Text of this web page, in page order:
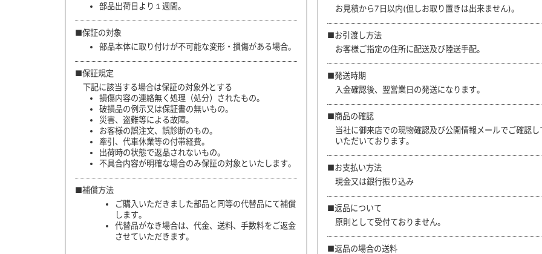
部品出荷日より１週間。
■保証の対象
部品本体に取り付けが不可能な変形・損傷がある場合。
■保証規定
下記に該当する場合は保証の対象外とする
損傷内容の連絡無く処理（処分）されたもの。
破損品の例示又は保証書の無いもの。
災害、盗難等による故障。
お客様の誤注文、誤診断のもの。
牽引、代車休業等の付帯経費。
出荷時の状態で返品されないもの。
不具合内容が明確な場合のみ保証の対象といたします。
■補償方法
ご購入いただきました部品と同等の代替品にて補償
します。
代替品がなき場合は、代金、送料、手数料をご返金
させていただきます。
お見積から7日以内(但しお取り置きは出来ません)。
■お引渡し方法
お客様ご指定の住所に配送及び陸送手配。
■発送時期
入金確認後、翌営業日の発送になります。
■商品の確認
当社に御来店での現物確認及び公開情報メールでご確認し
いただいております。
■お支払い方法
現金又は銀行振り込み
■返品について
原則として受付ておりません。
■返品の場合の送料